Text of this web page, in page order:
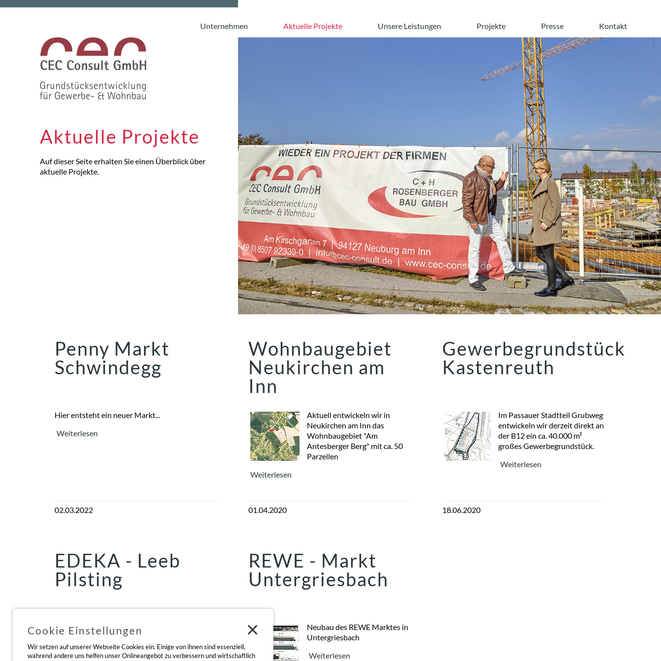
Unternehmen Aktuelle Projekte Unsere Leistungen Projekte Presse Kontakt
Aktuelle Projekte
Auf dieser Seite erhalten Sie einen Überblick über
aktuelle Projekte.
Penny Markt
Schwindegg
Hier entsteht ein neuer Markt...
Weiterlesen
02.03.2022
Wohnbaugebiet
Neukirchen am
Inn
Aktuell entwickeln wir in
Neukirchen am Inn das
Wohnbaugebiet "Am
Antesberger Berg" mit ca. 50
Parzellen
Weiterlesen
01.04.2020
Gewerbegrundstück
Kastenreuth
Im Passauer Stadtteil Grubweg
entwickeln wir derzeit direkt an
der B12 ein ca. 40.000 m²
großes Gewerbegrundstück.
Weiterlesen
18.06.2020
EDEKA - Leeb
Pilsting
Der Markt wurde am 30.06.2022 nach Umbau
neu eröffnet.
Cafe, Imbiss, Postfiliale
REWE - Markt
Untergriesbach
Neubau des REWE Marktes in
Untergriesbach
Weiterlesen
Cookie Einstellungen
Wir setzen auf unserer Webseite Cookies ein. Einige von ihnen sind essenziell,
während andere uns helfen unser Onlineangebot zu verbessern und wirtschaftlich